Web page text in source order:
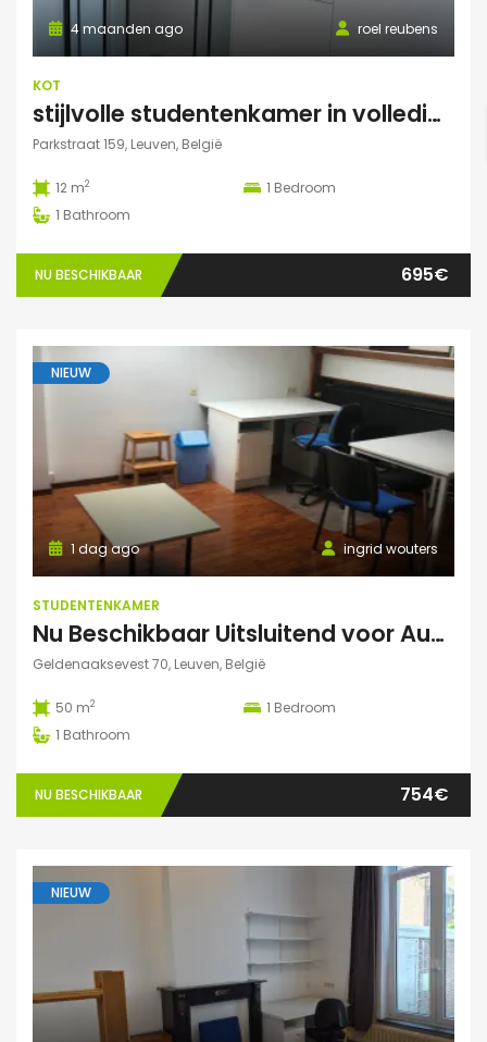
roel reubens
4 maanden ago
KOT
stijlvolle studentenkamer in volledig gerenoveerd studentenhuis
Parkstraat 159, Leuven, België
12 m2 1 Bedroom
1 Bathroom
NU BESCHIKBAAR 695€
NIEUW
ingrid wouters
1 dag ago
STUDENTENKAMER
Nu Beschikbaar Uitsluitend voor Augustus 2026 in Leuven Studio
Geldenaaksevest 70, Leuven, België
50 m2 1 Bedroom
1 Bathroom
NU BESCHIKBAAR 754€
NIEUW